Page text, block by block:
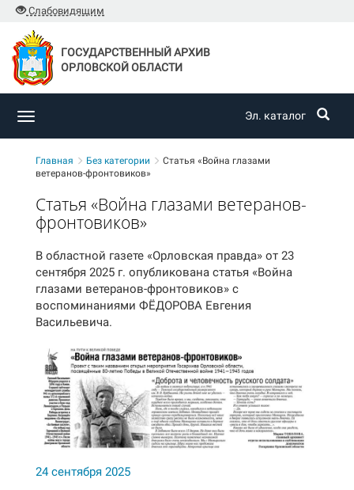
Слабовидящим
ГОСУДАРСТВЕННЫЙ АРХИВ
ОРЛОВСКОЙ ОБЛАСТИ
Toggle
Эл. каталог
Главная Без категории
Статья «Война глазами
ветеранов-фронтовиков»
Статья «Война глазами ветеранов-
фронтовиков»
В областной газете «Орловская правда» от 23
сентября 2025 г. опубликована статья «Война
глазами ветеранов-фронтовиков» с
воспоминаниями ФЁДОРОВА Евгения
Васильевича.
24 сентября 2025